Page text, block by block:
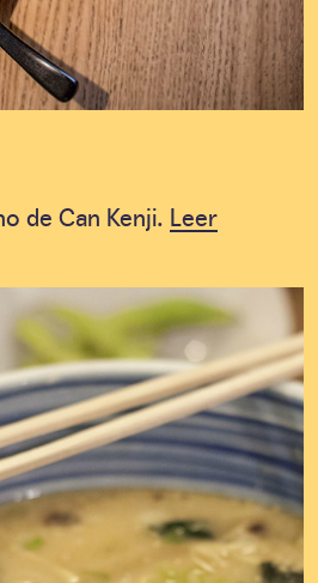
de Can Kenji. Leer